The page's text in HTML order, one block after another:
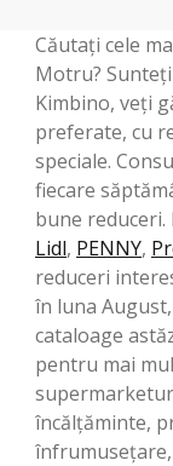
Căutați cele
Motru?
Kimbino, veți
preferate, cu
speciale.
fiecare
bune
Lidl, PENNY,
reduceri
în luna
cataloage
pentru mai
încălțăminte,